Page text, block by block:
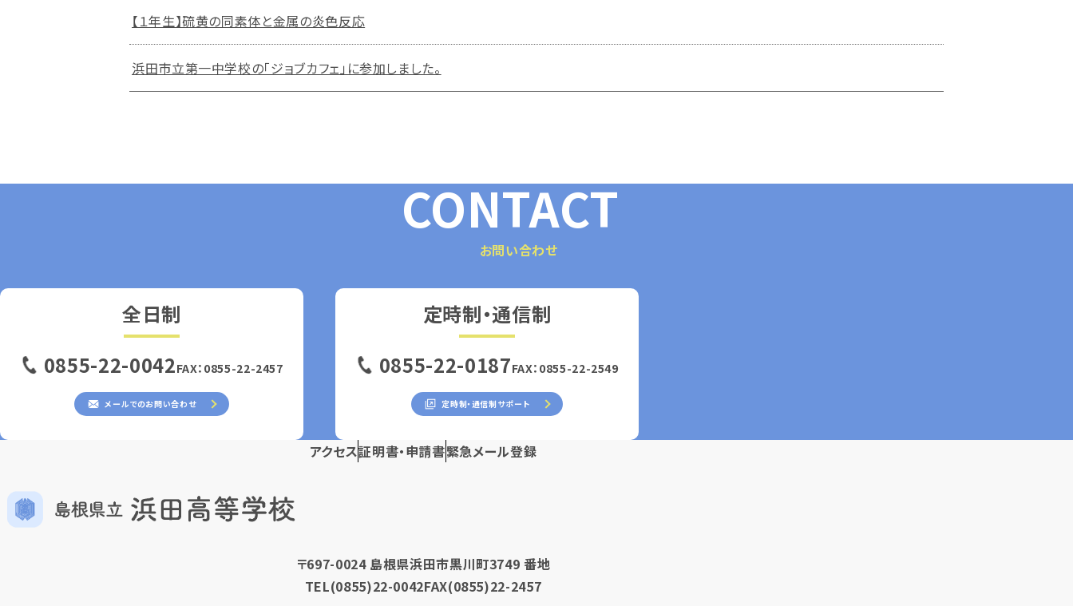
【１年生】硫黄の同素体と金属の炎色反応
浜田市立第一中学校の「ジョブカフェ」に参加しました。
CONTACT
お問い合わせ
全日制
0855-22-0042FAX：0855-22-2457
メールでのお問い合わせ
定時制・通信制
0855-22-0187FAX：0855-22-2549
定時制・通信制サポート
アクセス証明書・申請書緊急メール登録
〒697-0024 島根県浜田市黒川町3749 番地
TEL(0855)22-0042FAX(0855)22-2457